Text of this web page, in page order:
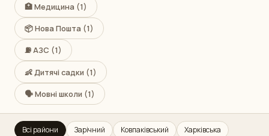
🏥 Медицина (1)
📦 Нова Пошта (1)
⛽ АЗС (1)
👶 Дитячі садки (1)
🗣️ Мовні школи (1)
Всі райони Зарічний Ковпаківський
Харківська